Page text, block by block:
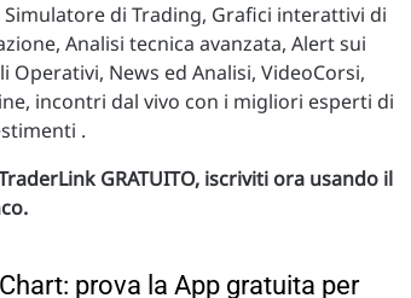
di Trading, Grafici interattivi di
Analisi tecnica avanzata, Alert sui
Operativi, News ed Analisi, VideoCorsi,
incontri dal vivo con i migliori esperti di
.
GRATUITO, iscriviti ora usando il
prova la App gratuita per